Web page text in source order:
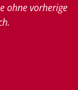
ohne vorherige